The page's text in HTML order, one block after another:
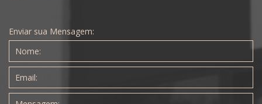
Enviar sua Mensagem: